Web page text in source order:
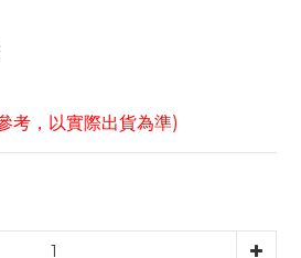
考，以實際出貨為準)